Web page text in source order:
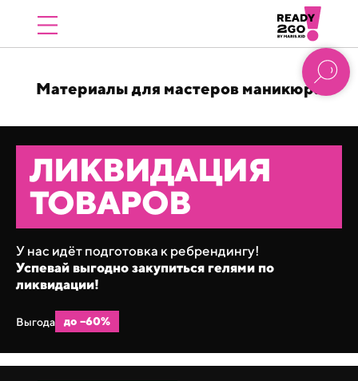
Материалы для мастеров маникюра
ЛИКВИДАЦИЯ
ТОВАРОВ
У нас идёт подготовка к ребрендингу!
Успевай выгодно закупиться гелями по
ликвидации!
Выгода до −60%